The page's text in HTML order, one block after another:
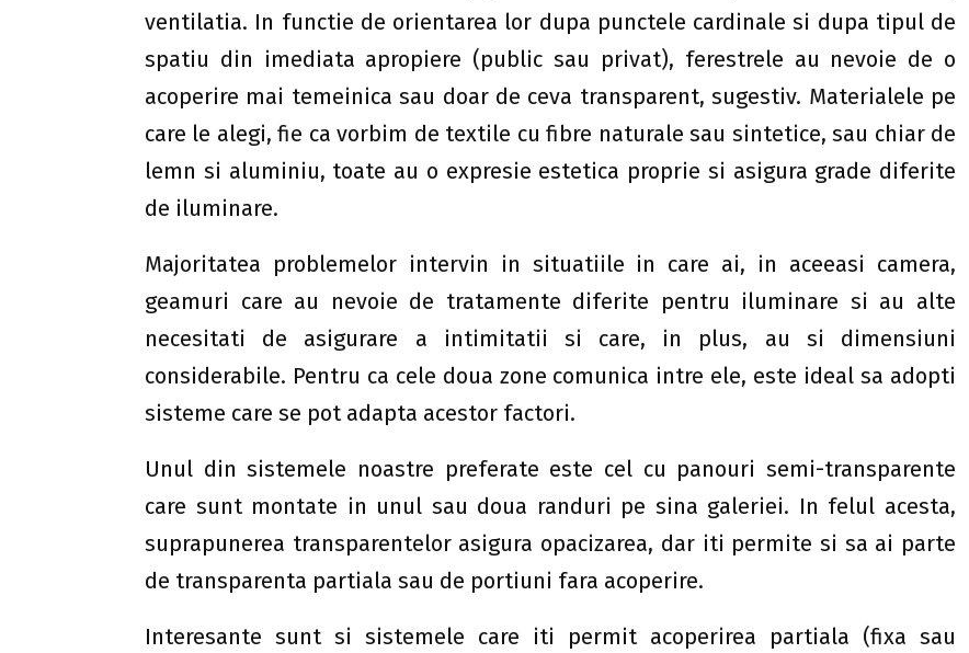
ventilatia. In functie de orientarea lor dupa punctele cardinale si dupa tipul de
spatiu din imediata apropiere (public sau privat), ferestrele au nevoie de o
acoperire mai temeinica sau doar de ceva transparent, sugestiv. Materialele pe
care le alegi, fie ca vorbim de textile cu fibre naturale sau sintetice, sau chiar de
lemn si aluminiu, toate au o expresie estetica proprie si asigura grade diferite
de iluminare.
Majoritatea problemelor intervin in situatiile in care ai, in aceeasi camera,
geamuri care au nevoie de tratamente diferite pentru iluminare si au alte
necesitati de asigurare a intimitatii si care, in plus, au si dimensiuni
considerabile. Pentru ca cele doua zone comunica intre ele, este ideal sa adopti
sisteme care se pot adapta acestor factori.
Unul din sistemele noastre preferate este cel cu panouri semi-transparente
care sunt montate in unul sau doua randuri pe sina galeriei. In felul acesta,
suprapunerea transparentelor asigura opacizarea, dar iti permite si sa ai parte
de transparenta partiala sau de portiuni fara acoperire.
Interesante sunt si sistemele care iti permit acoperirea partiala (fixa sau